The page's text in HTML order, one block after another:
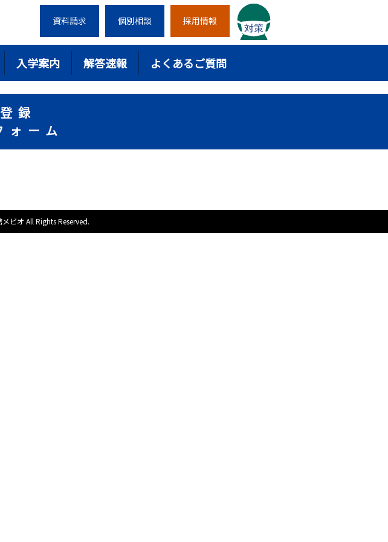
資料請求 個別相談 採用情報
入学案内 解答速報 よくあるご質問
録
ォーム
ビオ All Rights Reserved.